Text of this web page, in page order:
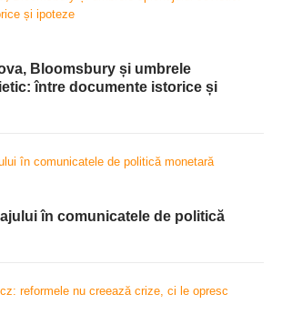
Bloomsbury și umbrele
între documente istorice și
în comunicatele de politică